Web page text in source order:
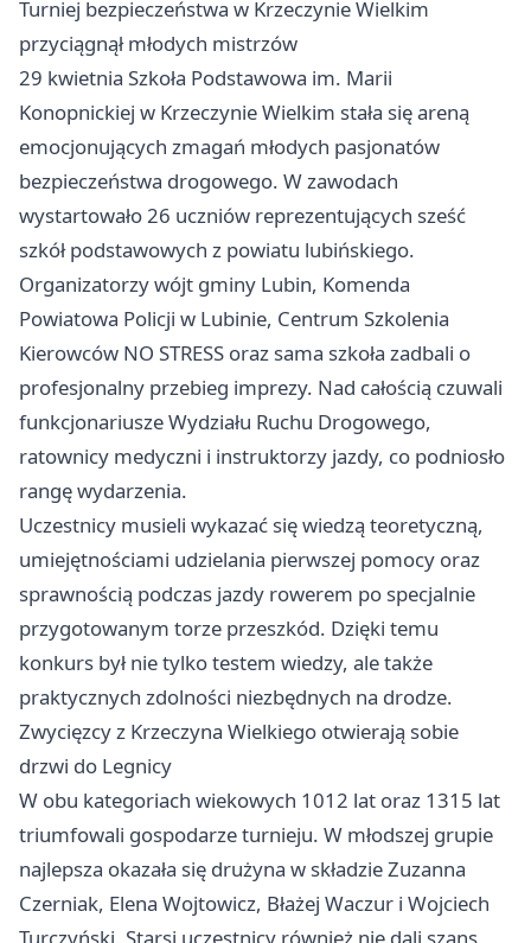
Turniej bezpieczeństwa w Krzeczynie Wielkim
przyciągnął młodych mistrzów
29 kwietnia Szkoła Podstawowa im. Marii
Konopnickiej w Krzeczynie Wielkim stała się areną
emocjonujących zmagań młodych pasjonatów
bezpieczeństwa drogowego. W zawodach
wystartowało 26 uczniów reprezentujących sześć
szkół podstawowych z powiatu lubińskiego.
Organizatorzy wójt gminy Lubin, Komenda
Powiatowa Policji w Lubinie, Centrum Szkolenia
Kierowców NO STRESS oraz sama szkoła zadbali o
profesjonalny przebieg imprezy. Nad całością czuwali
funkcjonariusze Wydziału Ruchu Drogowego,
ratownicy medyczni i instruktorzy jazdy, co podniosło
rangę wydarzenia.
Uczestnicy musieli wykazać się wiedzą teoretyczną,
umiejętnościami udzielania pierwszej pomocy oraz
sprawnością podczas jazdy rowerem po specjalnie
przygotowanym torze przeszkód. Dzięki temu
konkurs był nie tylko testem wiedzy, ale także
praktycznych zdolności niezbędnych na drodze.
Zwycięzcy z Krzeczyna Wielkiego otwierają sobie
drzwi do Legnicy
W obu kategoriach wiekowych 1012 lat oraz 1315 lat
triumfowali gospodarze turnieju. W młodszej grupie
najlepsza okazała się drużyna w składzie Zuzanna
Czerniak, Elena Wojtowicz, Błażej Waczur i Wojciech